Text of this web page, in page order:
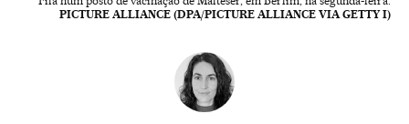
PICTURE ALLIANCE (DPA/PICTURE ALLIANCE VIA GETTY I)